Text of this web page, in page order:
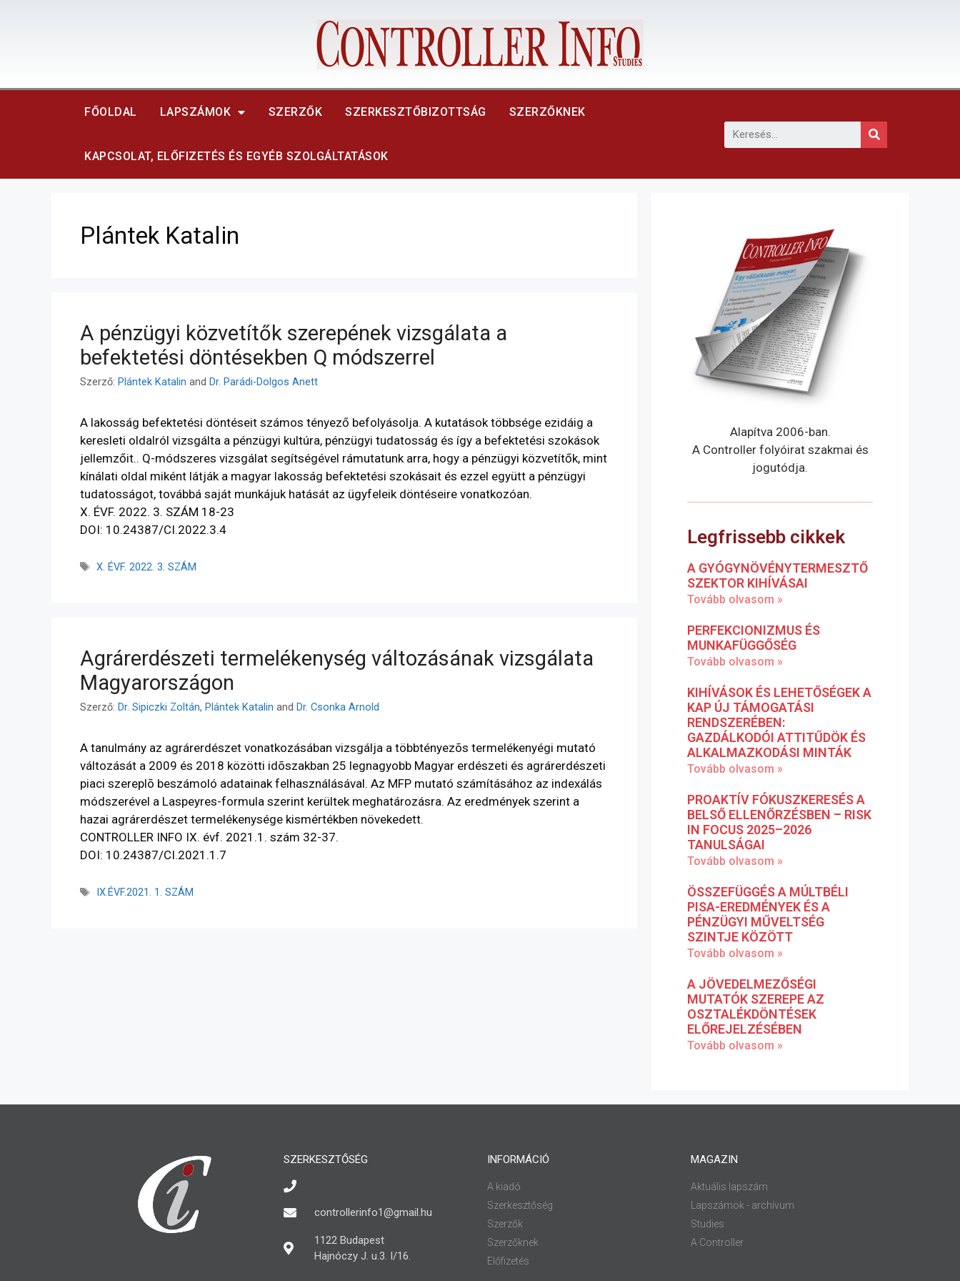
FŐOLDAL LAPSZÁMOK SZERZŐK SZERKESZTŐBIZOTTSÁG SZERZŐKNEK
KAPCSOLAT, ELŐFIZETÉS ÉS EGYÉB SZOLGÁLTATÁSOK
Plántek Katalin
A pénzügyi közvetítők szerepének vizsgálata a
befektetési döntésekben Q módszerrel
Szerző: Plántek Katalin and Dr. Parádi-Dolgos Anett
A lakosság befektetési döntéseit számos tényező befolyásolja. A kutatások többsége ezidáig a
keresleti oldalról vizsgálta a pénzügyi kultúra, pénzügyi tudatosság és így a befektetési szokások
jellemzőit.. Q-módszeres vizsgálat segítségével rámutatunk arra, hogy a pénzügyi közvetítők, mint
kínálati oldal miként látják a magyar lakosság befektetési szokásait és ezzel együtt a pénzügyi
tudatosságot, továbbá saját munkájuk hatását az ügyfeleik döntéseire vonatkozóan.
X. ÉVF. 2022. 3. SZÁM 18-23
DOI: 10.24387/CI.2022.3.4
X. ÉVF. 2022. 3. SZÁM
Agrárerdészeti termelékenység változásának vizsgálata
Magyarországon
Szerző: Dr. Sipiczki Zoltán, Plántek Katalin and Dr. Csonka Arnold
A tanulmány az agrárerdészet vonatkozásában vizsgálja a többtényezõs termelékenyégi mutató
változását a 2009 és 2018 közötti idõszakban 25 legnagyobb Magyar erdészeti és agrárerdészeti
piaci szereplõ beszámoló adatainak felhasználásával. Az MFP mutató számításához az indexálás
módszerével a Laspeyres-formula szerint kerültek meghatározásra. Az eredmények szerint a
hazai agrárerdészet termelékenysége kismértékben növekedett.
CONTROLLER INFO IX. évf. 2021.1. szám 32-37.
DOI: 10.24387/CI.2021.1.7
IX.ÉVF.2021. 1. SZÁM
Alapítva 2006-ban.
A Controller folyóirat szakmai és
jogutódja.
Legfrissebb cikkek
A GYÓGYNÖVÉNYTERMESZTŐ
SZEKTOR KIHÍVÁSAI
Tovább olvasom »
PERFEKCIONIZMUS ÉS
MUNKAFÜGGŐSÉG
Tovább olvasom »
KIHÍVÁSOK ÉS LEHETŐSÉGEK A
KAP ÚJ TÁMOGATÁSI
RENDSZERÉBEN:
GAZDÁLKODÓI ATTITŰDÖK ÉS
ALKALMAZKODÁSI MINTÁK
Tovább olvasom »
PROAKTÍV FÓKUSZKERESÉS A
BELSŐ ELLENŐRZÉSBEN – RISK
IN FOCUS 2025–2026
TANULSÁGAI
Tovább olvasom »
ÖSSZEFÜGGÉS A MÚLTBÉLI
PISA-EREDMÉNYEK ÉS A
PÉNZÜGYI MŰVELTSÉG
SZINTJE KÖZÖTT
Tovább olvasom »
A JÖVEDELMEZŐSÉGI
MUTATÓK SZEREPE AZ
OSZTALÉKDÖNTÉSEK
ELŐREJELZÉSÉBEN
Tovább olvasom »
SZERKESZTŐSÉG
controllerinfo1@gmail.hu
1122 Budapest
Hajnóczy J. u.3. I/16.
INFORMÁCIÓ
A kiadó
Szerkesztőség
Szerzők
Szerzőknek
Előfizetés
MAGAZIN
Aktuális lapszám
Lapszámok - archívum
Studies
A Controller